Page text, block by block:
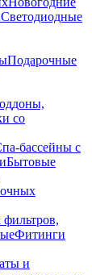
Светодиодные
Подарочные
со
бассейны с
Бытовые
Фитинги
и